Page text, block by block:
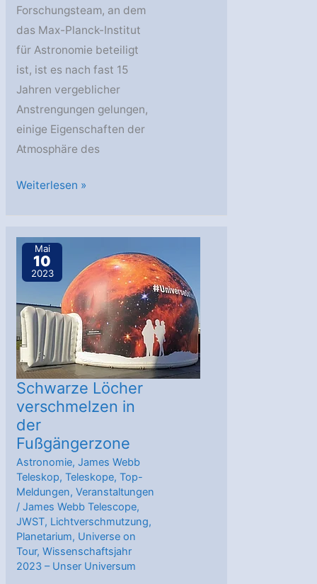
Forschungsteam, an dem
das Max-Planck-Institut
für Astronomie beteiligt
ist, ist es nach fast 15
Jahren vergeblicher
Anstrengungen gelungen,
einige Eigenschaften der
Atmosphäre des
MPIA:
lüftet
seinen
Schleier
–
ein
bisschen
Weiterlesen »
Mai
10
2023
Schwarze Löcher
verschmelzen in
der
Fußgängerzone
Astronomie,James Webb
Teleskop,Teleskope,Top-
Meldungen,Veranstaltungen
/James Webb Telescope,
JWST, Lichtverschmutzung,
Planetarium, Universe on
Tour,Wissenschaftsjahr
2023 – Unser Universum